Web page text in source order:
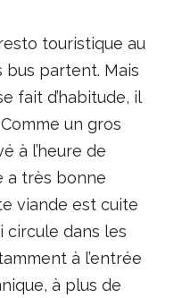
touristique au
bus partent. Mais
fait d’habitude, il
un gros
à l’heure de
a très bonne
viande est cuite
circule dans les
à l’entrée
à plus de